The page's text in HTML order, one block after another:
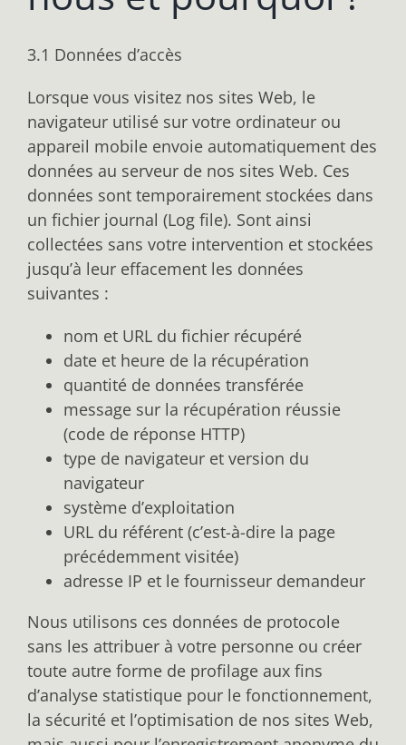
3.1 Données d’accès
Lorsque vous visitez nos sites Web, le
navigateur utilisé sur votre ordinateur ou
appareil mobile envoie automatiquement des
données au serveur de nos sites Web. Ces
données sont temporairement stockées dans
un fichier journal (Log file). Sont ainsi
collectées sans votre intervention et stockées
jusqu’à leur effacement les données
suivantes :
nom et URL du fichier récupéré
date et heure de la récupération
quantité de données transférée
message sur la récupération réussie
(code de réponse HTTP)
type de navigateur et version du
navigateur
système d’exploitation
URL du référent (c’est-à-dire la page
précédemment visitée)
adresse IP et le fournisseur demandeur
Nous utilisons ces données de protocole
sans les attribuer à votre personne ou créer
toute autre forme de profilage aux fins
d’analyse statistique pour le fonctionnement,
la sécurité et l’optimisation de nos sites Web,